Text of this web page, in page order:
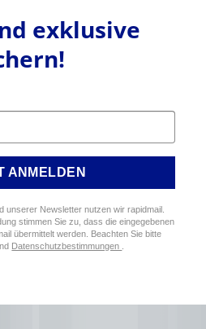
exklusive
ANMELDEN
unserer Newsletter nutzen wir rapidmail.
stimmen Sie zu, dass die eingegebenen
übermittelt werden. Beachten Sie bitte
Datenschutzbestimmungen